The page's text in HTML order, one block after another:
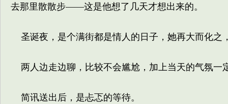
去那里散散步——这是他想了几天才想出来的。
圣诞夜，是个满街都是情人的日子，她再大而化之
两人边走边聊，比较不会尴尬，加上当天的气氛一
简讯送出后，是忐忑的等待。